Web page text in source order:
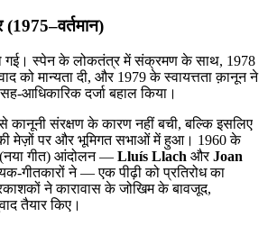
(1975–वर्तमान)
गई। स्पेन के लोकतंत्र में संक्रमण के साथ, 1978
को मान्यता दी, और 1979 के स्वायत्तता क़ानून ने
आधिकारिक दर्जा बहाल किया।
कानूनी संरक्षण के कारण नहीं बची, बल्कि इसलिए
मेज़ों पर और भूमिगत सभाओं में हुआ। 1960 के
(नया गीत) आंदोलन — Lluís Llach औरJoan
गीतकारों ने — एक पीढ़ी को प्रतिरोध का
ने कारावास के जोखिम के बावजूद,
तैयार किए।